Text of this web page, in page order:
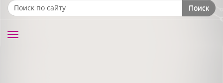
Search form Поиск
Toggle